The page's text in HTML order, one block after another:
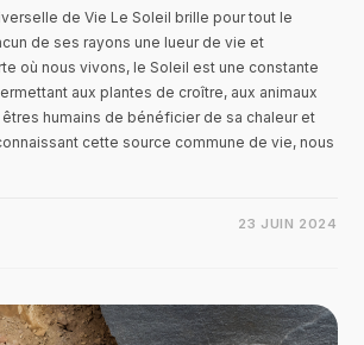
de Vie Le Soleil brille pour tout le
de ses rayons une lueur de vie et
où nous vivons, le Soleil est une constante
aux plantes de croître, aux animaux
humains de bénéficier de sa chaleur et
cette source commune de vie, nous
23 JUIN 2024